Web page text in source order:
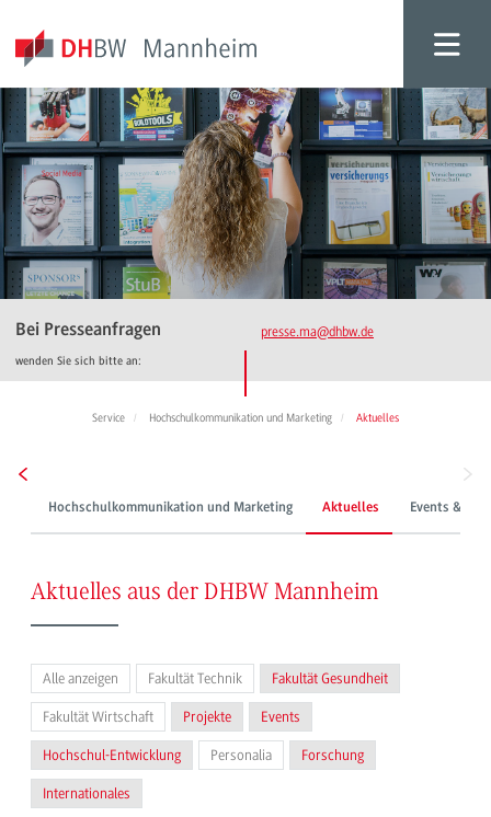
Bei Presseanfragen
wenden Sie sich bitte an:
presse.ma@dhbw.de
Service Hochschulkommunikation und Marketing Aktuelles
Hochschulkommunikation und Marketing Aktuelles Events &
Aktuelles aus der DHBW Mannheim
Alle anzeigen Fakultät Technik Fakultät Gesundheit
Fakultät Wirtschaft Projekte Events
Hochschul-Entwicklung Personalia Forschung
Internationales